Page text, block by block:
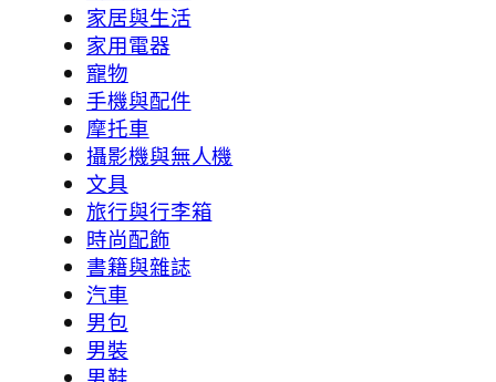
家居與生活
家用電器
寵物
手機與配件
摩托車
攝影機與無人機
文具
旅行與行李箱
時尚配飾
書籍與雜誌
汽車
男包
男裝